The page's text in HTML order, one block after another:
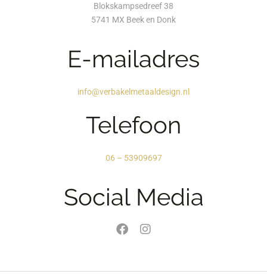
Blokskampsedreef 38
5741 MX Beek en Donk
E-mailadres
info@verbakelmetaaldesign.nl
Telefoon
06 – 53909697
Social Media